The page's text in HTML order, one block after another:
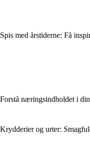
Spis med årstiderne: Få
Forstå næringsindholdet i
Krydderier og urter: